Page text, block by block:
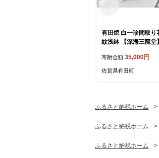
有田焼 白一珍間取り
紋浅鉢 【深海三龍堂
器 陶磁器 シンプル お
れ いっちん 職人技
寄附金額 35,000円
佐賀県有田町
ふるさと納税ホーム
ふるさと納税ホーム
ふるさと納税ホーム